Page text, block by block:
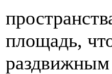
площадь,
раздвижным